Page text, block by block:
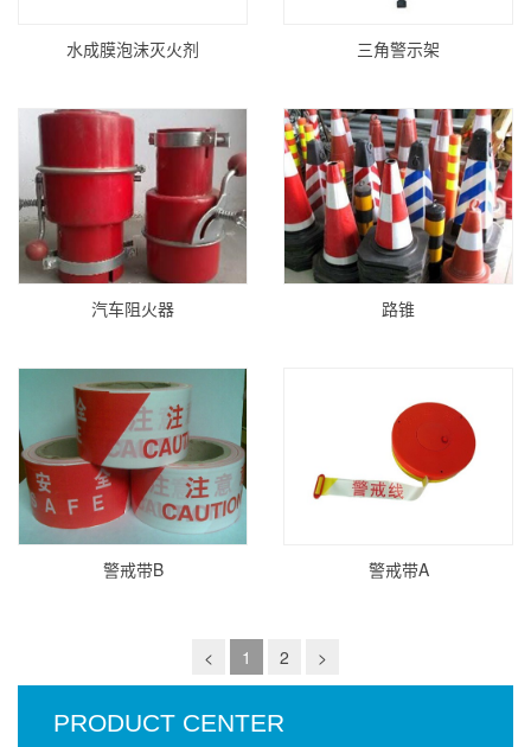
水成膜泡沫灭火剂 三角警示架
汽车阻火器 路锥
警戒带B 警戒带A
< 1 2 >
PRODUCT CENTER